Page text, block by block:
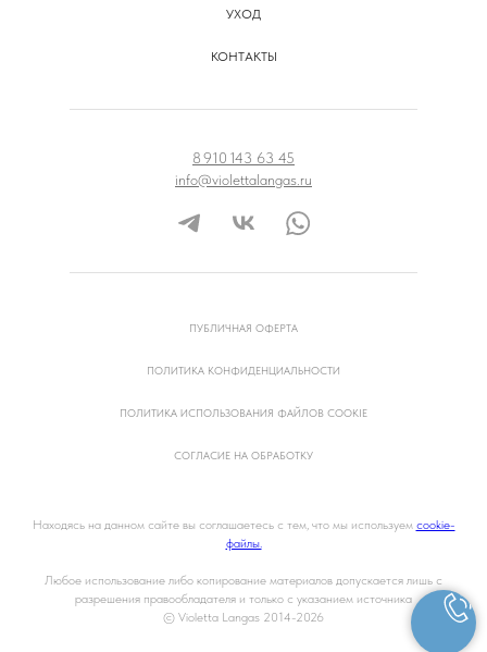
УХОД
КОНТАКТЫ
8 910 143 63 45
info@violettalangas.ru
ПУБЛИЧНАЯ ОФЕРТА
ПОЛИТИКА КОНФИДЕНЦИАЛЬНОСТИ
ПОЛИТИКА ИСПОЛЬЗОВАНИЯ ФАЙЛОВ COOKIE
СОГЛАСИЕ НА ОБРАБОТКУ
Находясь на данном сайте вы соглашаетесь с тем, что мы используем cookie-
файлы.
Любое использование либо копирование материалов допускается лишь с
разрешения правообладателя и только с указанием источника
© Violetta Langas 2014-2026